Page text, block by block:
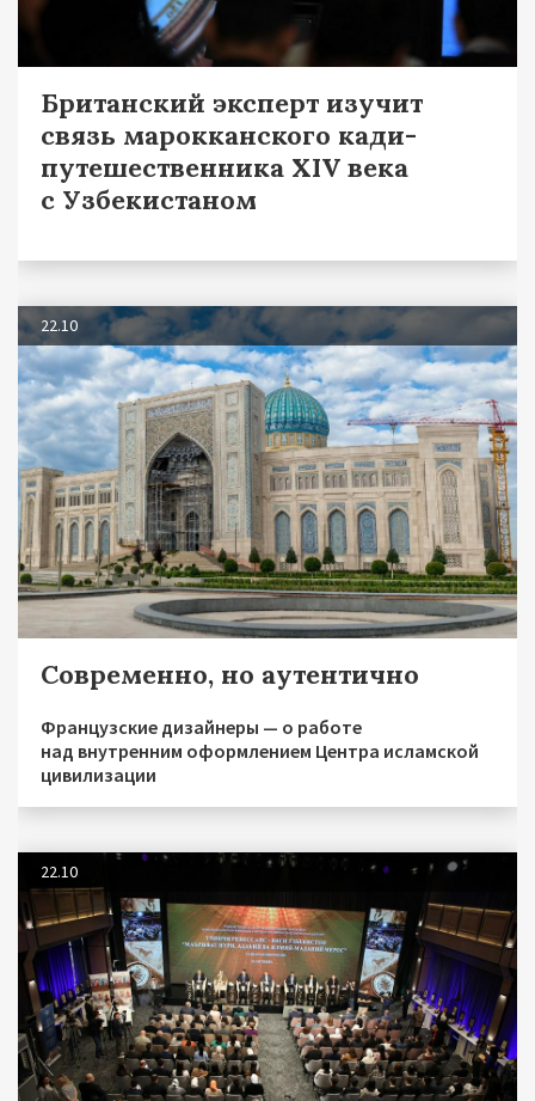
Британский эксперт изучит
связь марокканского кади-
путешественника XIV века
с Узбекистаном
22.10
Современно, но аутентично
Французские дизайнеры — о работе
над внутренним оформлением Центра исламской
цивилизации
22.10